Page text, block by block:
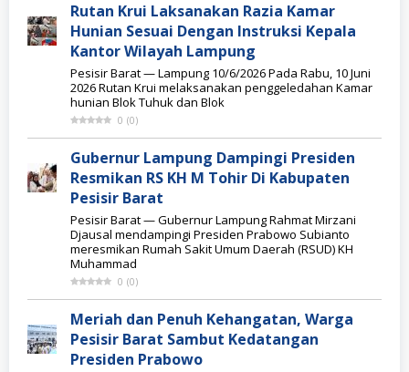
Rutan Krui Laksanakan Razia Kamar
Hunian Sesuai Dengan Instruksi Kepala
Kantor Wilayah Lampung
Pesisir Barat — Lampung 10/6/2026 Pada Rabu, 10 Juni
2026 Rutan Krui melaksanakan penggeledahan Kamar
hunian Blok Tuhuk dan Blok
0 (0)
Gubernur Lampung Dampingi Presiden
Resmikan RS KH M Tohir Di Kabupaten
Pesisir Barat
Pesisir Barat — Gubernur Lampung Rahmat Mirzani
Djausal mendampingi Presiden Prabowo Subianto
meresmikan Rumah Sakit Umum Daerah (RSUD) KH
Muhammad
0 (0)
Meriah dan Penuh Kehangatan, Warga
Pesisir Barat Sambut Kedatangan
Presiden Prabowo